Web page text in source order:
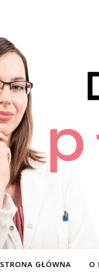
STRONA GŁÓWNA O